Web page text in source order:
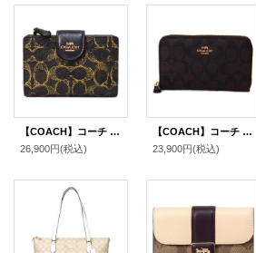
【COACH】コーチ 財布 コーティングキャンバス レザー シグネチャー ラブド ミディアム コーナー ジップ ウォレット 二つ折り財布 ブラウン（日本未発売）
26,900円(税込)
【COACH】コーチ コーティングキャンバス レザー シグネチャー ミディアム ジップ アラウンド ウォレット 財布 ブラウン×ブラック（日本未発売）
23,900円(税込)